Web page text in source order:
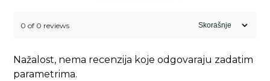
0 of 0 reviews
Nažalost, nema recenzija koje odgovaraju zadatim
parametrima.